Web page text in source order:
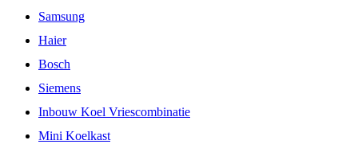
Samsung
Haier
Bosch
Siemens
Inbouw Koel Vriescombinatie
Mini Koelkast